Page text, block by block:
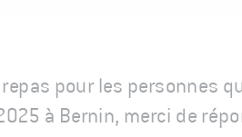
pour les personnes
à Bernin, merci de